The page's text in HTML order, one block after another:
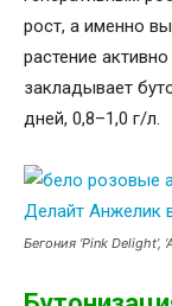
рост, а именно
растение
закладывает
дней, 0,8–1,0 г/л.
Бегония ‘Pink Delight’,